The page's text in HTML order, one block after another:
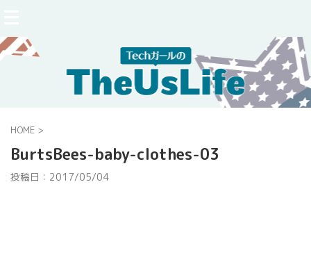
HOME >
BurtsBees-baby-clothes-03
投稿日： 2017/05/04